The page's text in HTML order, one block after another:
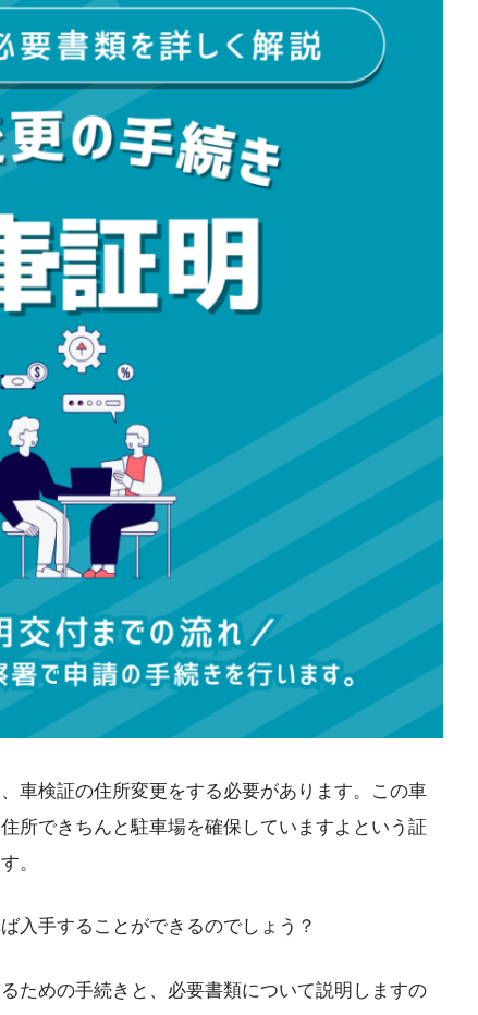
車検証の住所変更をする必要があります。この車
所できちんと駐車場を確保していますよという証
。
入手することができるのでしょう？
ための手続きと、必要書類について説明しますの